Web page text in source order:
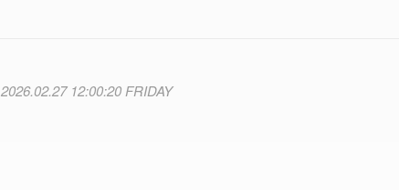
2026.02.27 12:00:20 FRIDAY